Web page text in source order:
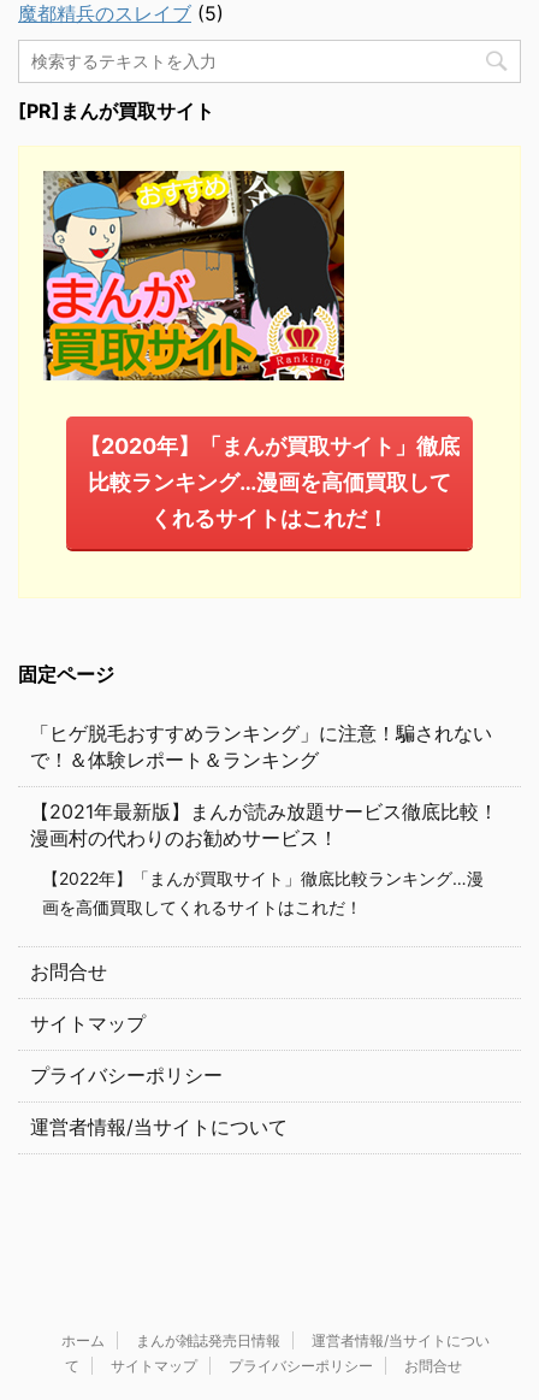
魔都精兵のスレイブ (5)
[PR]まんが買取サイト
【2020年】「まんが買取サイト」徹底
比較ランキング…漫画を高価買取して
くれるサイトはこれだ！
固定ページ
「ヒゲ脱毛おすすめランキング」に注意！騙されない
で！＆体験レポート＆ランキング
【2021年最新版】まんが読み放題サービス徹底比較！
漫画村の代わりのお勧めサービス！
【2022年】「まんが買取サイト」徹底比較ランキング…漫
画を高価買取してくれるサイトはこれだ！
お問合せ
サイトマップ
プライバシーポリシー
運営者情報/当サイトについて
ホーム まんが雑誌発売日情報
運営者情報/当サイトについ
て
サイトマップ プライバシーポリシー お問合せ